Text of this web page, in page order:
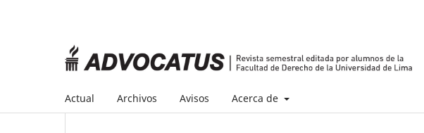
Actual Archivos Avisos Acerca de